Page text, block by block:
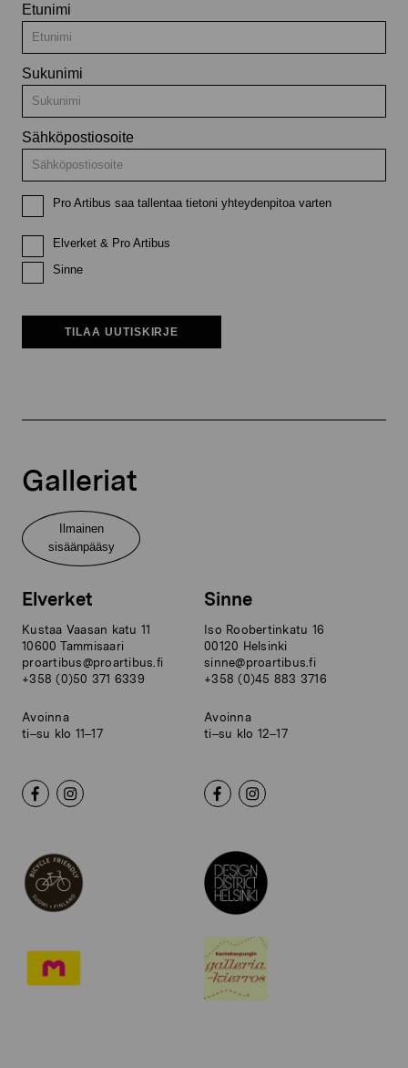
Etunimi
Sukunimi
Sähköpostiosoite
Pro Artibus saa tallentaa tietoni yhteydenpitoa varten
Elverket & Pro Artibus
Sinne
TILAA UUTISKIRJE
Galleriat
Ilmainen
sisäänpääsy
Elverket
Kustaa Vaasan katu 11
10600 Tammisaari
proartibus@proartibus.fi
+358 (0)50 371 6339
Avoinna
ti–su klo 11–17
Sinne
Iso Roobertinkatu 16
00120 Helsinki
sinne@proartibus.fi
+358 (0)45 883 3716
Avoinna
ti–su klo 12–17